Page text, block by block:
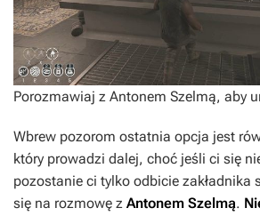
Porozmawiaj z Antonem Szelmą, aby
Wbrew pozorom ostatnia opcja jest
który prowadzi dalej, choć jeśli ci się
pozostanie ci tylko odbicie zakładnika
się na rozmowę z Antonem Szelmą.